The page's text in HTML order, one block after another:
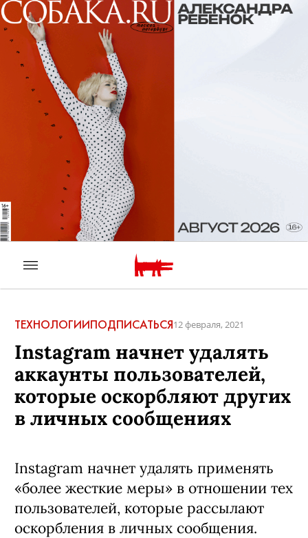
ТЕХНОЛОГИИПОДПИСАТЬСЯ12 февраля, 2021
Instagram начнет удалять
аккаунты пользователей,
которые оскорбляют других
в личных сообщениях
Instagram начнет удалять применять
«более жесткие меры» в отношении тех
пользователей, которые рассылают
оскорбления в личных сообщения.